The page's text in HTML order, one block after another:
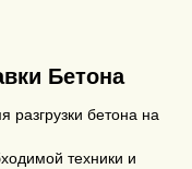
Бетона
разгрузки бетона на
техники и